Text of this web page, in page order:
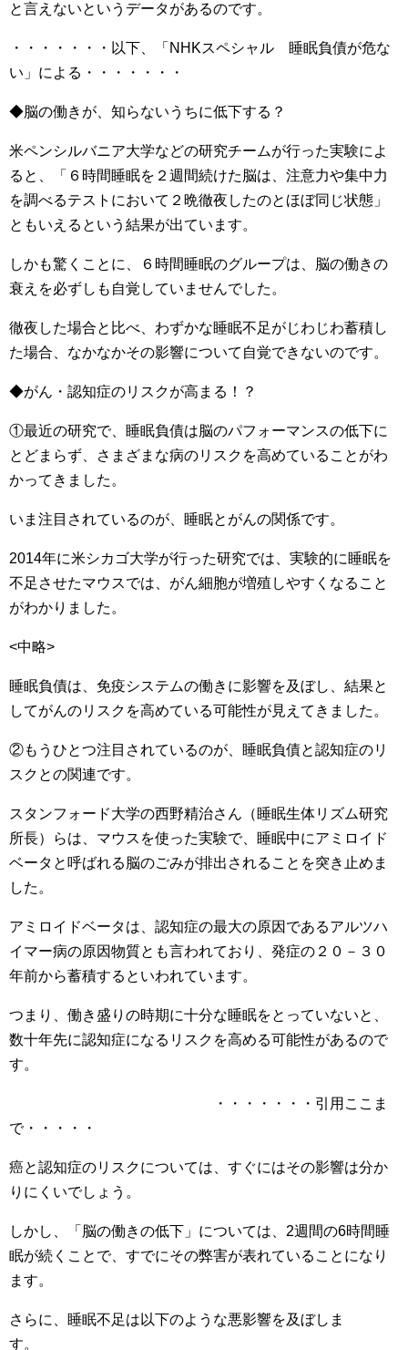
と言えないというデータがあるのです。
・・・・・・・以下、「NHKスペシャル 睡眠負債が危な
い」による・・・・・・・
◆脳の働きが、知らないうちに低下する？
米ペンシルバニア大学などの研究チームが行った実験によ
ると、「６時間睡眠を２週間続けた脳は、注意力や集中力
を調べるテストにおいて２晩徹夜したのとほぼ同じ状態」
ともいえるという結果が出ています。
しかも驚くことに、６時間睡眠のグループは、脳の働きの
衰えを必ずしも自覚していませんでした。
徹夜した場合と比べ、わずかな睡眠不足がじわじわ蓄積し
た場合、なかなかその影響について自覚できないのです。
◆がん・認知症のリスクが高まる！？
①最近の研究で、睡眠負債は脳のパフォーマンスの低下に
とどまらず、さまざまな病のリスクを高めていることがわ
かってきました。
いま注目されているのが、睡眠とがんの関係です。
2014年に米シカゴ大学が行った研究では、実験的に睡眠を
不足させたマウスでは、がん細胞が増殖しやすくなること
がわかりました。
<中略>
睡眠負債は、免疫システムの働きに影響を及ぼし、結果と
してがんのリスクを高めている可能性が見えてきました。
②もうひとつ注目されているのが、睡眠負債と認知症のリ
スクとの関連です。
スタンフォード大学の西野精治さん（睡眠生体リズム研究
所長）らは、マウスを使った実験で、睡眠中にアミロイド
ベータと呼ばれる脳のごみが排出されることを突き止めま
した。
アミロイドベータは、認知症の最大の原因であるアルツハ
イマー病の原因物質とも言われており、発症の２０－３０
年前から蓄積するといわれています。
つまり、働き盛りの時期に十分な睡眠をとっていないと、
数十年先に認知症になるリスクを高める可能性があるので
す。
・・・・・・・引用ここま
で・・・・・
癌と認知症のリスクについては、すぐにはその影響は分か
りにくいでしょう。
しかし、「脳の働きの低下」については、2週間の6時間睡
眠が続くことで、すでにその弊害が表れていることになり
ます。
さらに、睡眠不足は以下のような悪影響を及ぼしま
す。